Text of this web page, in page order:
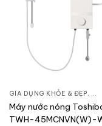
GIA DỤNG KHỎE & ĐẸP,
Máy nước nóng
TWH-45MCNVN(W)-